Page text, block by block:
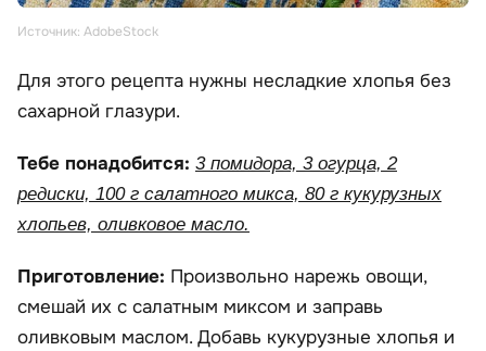
Источник: AdobeStock
Для этого рецепта нужны несладкие хлопья без
сахарной глазури.
Тебе понадобится: 3 помидора, 3 огурца, 2
редиски, 100 г салатного микса, 80 г кукурузных
хлопьев, оливковое масло.
Приготовление: Произвольно нарежь овощи,
смешай их с салатным миксом и заправь
оливковым маслом. Добавь кукурузные хлопья и